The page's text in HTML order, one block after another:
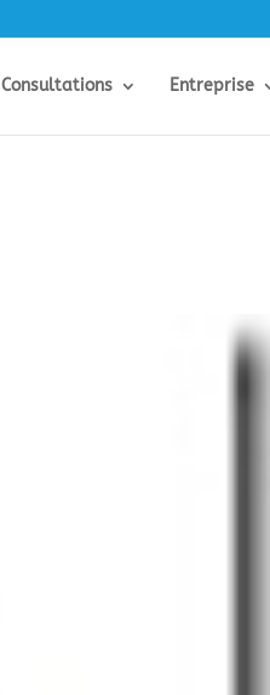
Consultations Entreprise